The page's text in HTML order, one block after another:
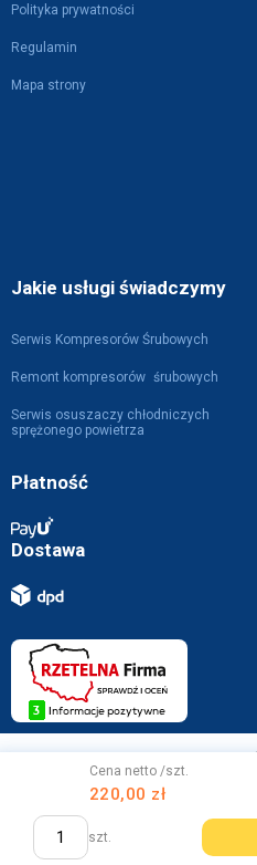
Cena netto /szt.
220,00 zł
szt.
Polityka prywatności
Regulamin
Mapa strony
Jakie usługi świadczymy
Serwis Kompresorów Śrubowych
Remont kompresorów śrubowych
Serwis osuszaczy chłodniczych
sprężonego powietrza
Płatność
Dostawa
Projekt i wykonanie z